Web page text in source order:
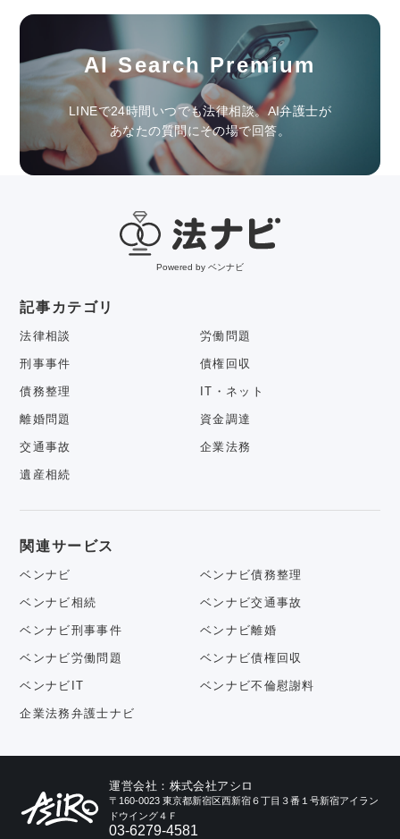
AI Search Premium
LINEで24時間いつでも法律相談。AI弁護士が
あなたの質問にその場で回答。
Powered by ベンナビ
記事カテゴリ
法律相談 労働問題
刑事事件 債権回収
債務整理 IT・ネット
離婚問題 資金調達
交通事故 企業法務
遺産相続
関連サービス
ベンナビ ベンナビ債務整理
ベンナビ相続 ベンナビ交通事故
ベンナビ刑事事件 ベンナビ離婚
ベンナビ労働問題 ベンナビ債権回収
ベンナビIT ベンナビ不倫慰謝料
企業法務弁護士ナビ
運営会社：株式会社アシロ
〒160-0023 東京都新宿区西新宿６丁目３番１号新宿アイラン
ドウイング４Ｆ
03-6279-4581